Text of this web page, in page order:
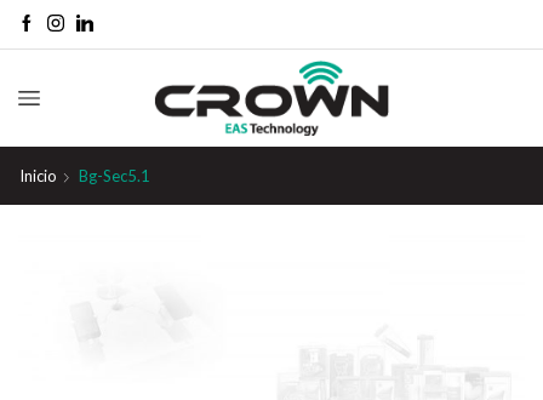
Inicio Bg-Sec5.1